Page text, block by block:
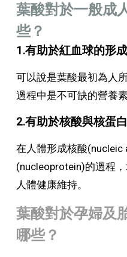
葉酸對於一般成
些？
1.有助於紅血球的形成
可以說是葉酸最初為人
過程中是不可缺的營養素
2.有助於核酸與核蛋
在人體形成核酸(nucleic
(nucleoprotein)的過程
人體健康維持。
葉酸對於孕婦及
哪些？